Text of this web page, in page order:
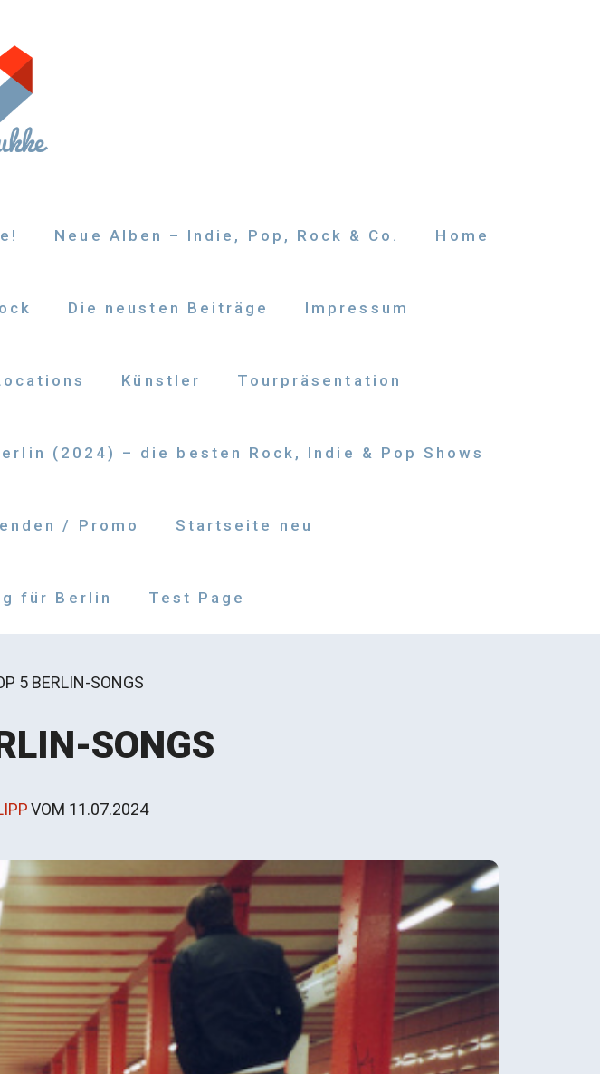
Neue Alben – Indie, Pop, Rock & Co. Home
Die neusten Beiträge Impressum
Künstler Tourpräsentation
(2024) – die besten Rock, Indie & Pop Shows
/ Promo Startseite neu
für Berlin Test Page
5 BERLIN-SONGS
SONGS
VOM 11.07.2024